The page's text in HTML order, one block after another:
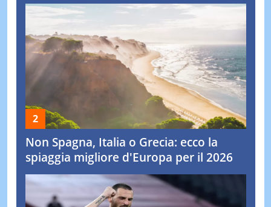
Non Spagna, Italia o Grecia: ecco la
spiaggia migliore d'Europa per il 2026